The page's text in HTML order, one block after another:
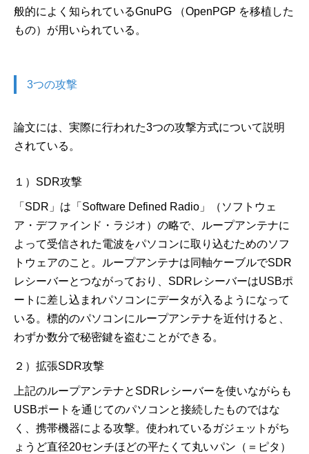
般的によく知られているGnuPG （OpenPGP を移植した
もの）が用いられている。
3つの攻撃
論文には、実際に行われた3つの攻撃方式について説明
されている。
１）SDR攻撃
「SDR」は「Software Defined Radio」（ソフトウェ
ア・デファインド・ラジオ）の略で、ループアンテナに
よって受信された電波をパソコンに取り込むためのソフ
トウェアのこと。ループアンテナは同軸ケーブルでSDR
レシーバーとつながっており、SDRレシーバーはUSBポ
ートに差し込まれパソコンにデータが入るようになって
いる。標的のパソコンにループアンテナを近付けると、
わずか数分で秘密鍵を盗むことができる。
２）拡張SDR攻撃
上記のループアンテナとSDRレシーバーを使いながらも
USBポートを通じてのパソコンと接続したものではな
く、携帯機器による攻撃。使われているガジェットがち
ょうど直径20センチほどの平たくて丸いパン（＝ピタ）